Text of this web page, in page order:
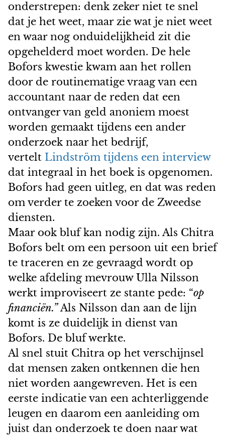
onderstrepen: denk zeker niet te snel
dat je het weet, maar zie wat je niet weet
en waar nog onduidelijkheid zit die
opgehelderd moet worden. De hele
Bofors kwestie kwam aan het rollen
door de routinematige vraag van een
accountant naar de reden dat een
ontvanger van geld anoniem moest
worden gemaakt tijdens een ander
onderzoek naar het bedrijf,
vertelt Lindström tijdens een interview
dat integraal in het boek is opgenomen.
Bofors had geen uitleg, en dat was reden
om verder te zoeken voor de Zweedse
diensten.
Maar ook bluf kan nodig zijn. Als Chitra
Bofors belt om een persoon uit een brief
te traceren en ze gevraagd wordt op
welke afdeling mevrouw Ulla Nilsson
werkt improviseert ze stante pede: “op
financiën.”Als Nilsson dan aan de lijn
komt is ze duidelijk in dienst van
Bofors. De bluf werkte.
Al snel stuit Chitra op het verschijnsel
dat mensen zaken ontkennen die hen
niet worden aangewreven. Het is een
eerste indicatie van een achterliggende
leugen en daarom een aanleiding om
juist dan onderzoek te doen naar wat